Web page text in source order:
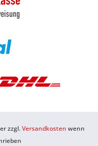
zzgl.Versandkosten wenn